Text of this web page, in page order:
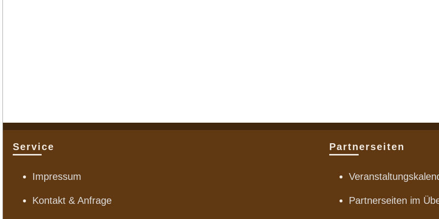
Service
Impressum
Kontakt & Anfrage
Partnerseiten
Partnerseiten im